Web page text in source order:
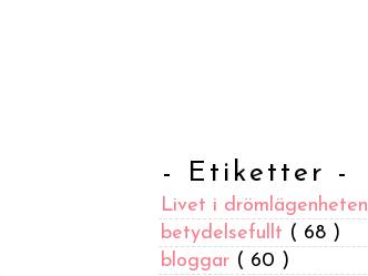
- Etiketter -
Livet i drömlägenheten
betydelsefullt ( 68 )
bloggar ( 60 )